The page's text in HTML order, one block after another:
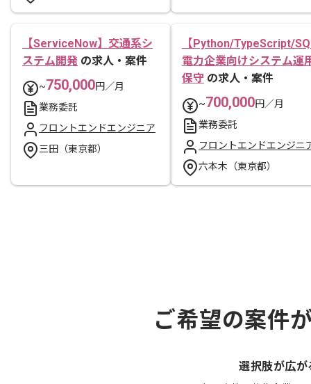
【ServiceNow】交通系シ
ステム開発 の求人・案件
~750,000円／月
業務委託
フロントエンドエンジニア
三田（東京都）
【Python/TypeScript/
電力企業向けシステム運
保守 の求人・案件
~700,000円／月
業務委託
フロントエンドエンジニ
六本木（東京都）
ご希望の案件
選択肢が広が